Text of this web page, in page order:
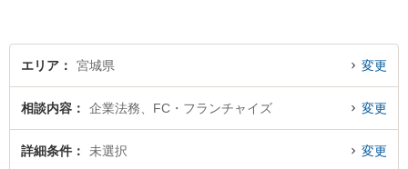
エリア 宮城県 変更
相談内容 企業法務、FC・フランチャイズ 変更
詳細条件 未選択 変更